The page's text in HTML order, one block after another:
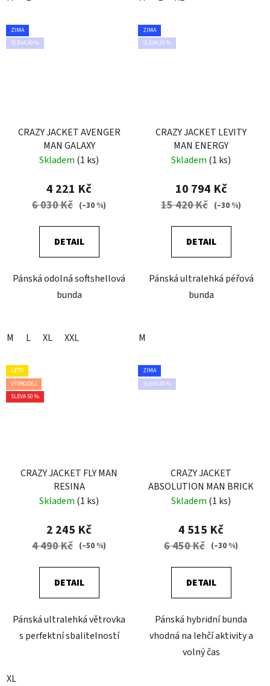
ZIMA
SLEVA 30 %
CRAZY JACKET AVENGER
MAN GALAXY
Skladem (1 ks)
4 221 Kč
6 030 Kč (–30 %)
DETAIL
Pánská odolná softshellová
bunda
M L XL XXL
ZIMA
SLEVA 30 %
CRAZY JACKET LEVITY
MAN ENERGY
Skladem (1 ks)
10 794 Kč
15 420 Kč (–30 %)
DETAIL
Pánská ultralehká péřová
bunda
M
LÉTO
VÝPRODEJ
SLEVA 50 %
CRAZY JACKET FLY MAN
RESINA
Skladem (1 ks)
2 245 Kč
4 490 Kč (–50 %)
DETAIL
Pánská ultralehká větrovka
s perfektní sbalitelností
XL
ZIMA
SLEVA 30 %
CRAZY JACKET
ABSOLUTION MAN BRICK
Skladem (1 ks)
4 515 Kč
6 450 Kč (–30 %)
DETAIL
Pánská hybridní bunda
vhodná na lehčí aktivity a
volný čas